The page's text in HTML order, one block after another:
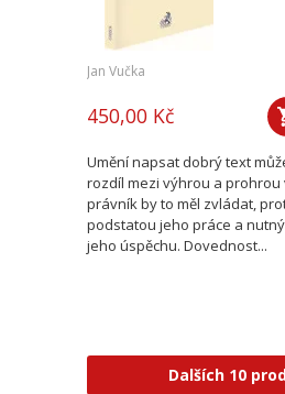
Jan Vučka
450,00 Kč
Umění napsat dobrý text
rozdíl mezi výhrou a prohrou
právník by to měl zvládat,
podstatou jeho práce a
jeho úspěchu. Dovednost...
Dalších 10